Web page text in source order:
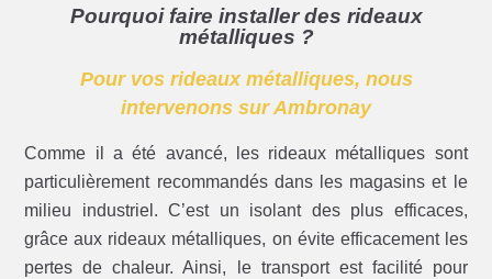
Pourquoi faire installer des rideaux
métalliques ?
Pour vos rideaux métalliques, nous
intervenons sur Ambronay
Comme il a été avancé, les rideaux métalliques sont
particulièrement recommandés dans les magasins et le
milieu industriel. C’est un isolant des plus efficaces,
grâce aux rideaux métalliques, on évite efficacement les
pertes de chaleur. Ainsi, le transport est facilité pour